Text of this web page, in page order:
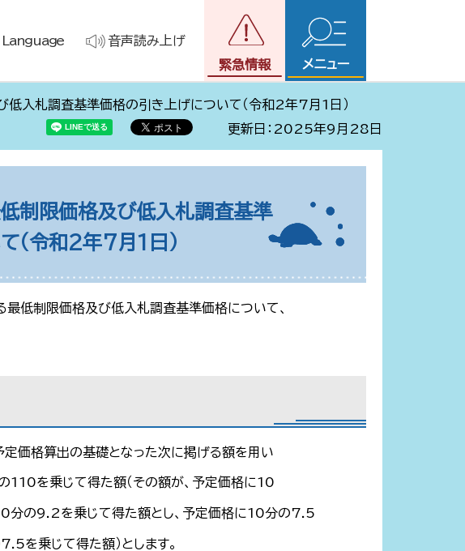
音声読み上げ
緊急情報
メニュー
入札調査基準価格の引き上げについて（令和2年7月1日）
更新日：2025年9月28日
制限価格及び低入札調査基準
（令和2年7月1日）
低制限価格及び低入札調査基準価格について、
定価格算出の基礎となった次に掲げる額を用い
110を乗じて得た額（その額が、予定価格に10
分の9.2を乗じて得た額とし、予定価格に10分の7.5
を乗じて得た額）とします。